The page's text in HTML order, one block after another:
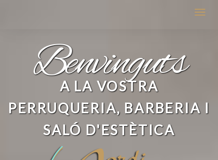
Benvinguts
A LA VOSTRA
PERRUQUERIA, BARBERIA I
SALÓ D'ESTÈTICA